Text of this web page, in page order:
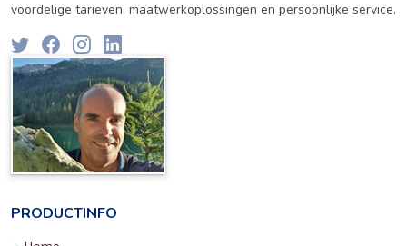
voordelige tarieven, maatwerkoplossingen en persoonlijke service.
PRODUCTINFO